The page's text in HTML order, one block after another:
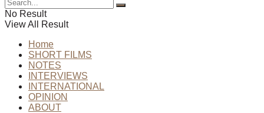
No Result
View All Result
Home
SHORT FILMS
NOTES
INTERVIEWS
INTERNATIONAL
OPINION
ABOUT